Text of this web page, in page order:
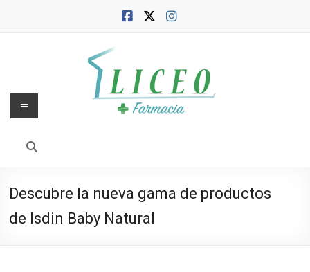
Blog
la
Farmacia
Menú
Descubre la nueva gama de productos
de Isdin Baby Natural